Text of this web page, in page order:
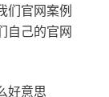
们官网案例
自己的官网
好意思